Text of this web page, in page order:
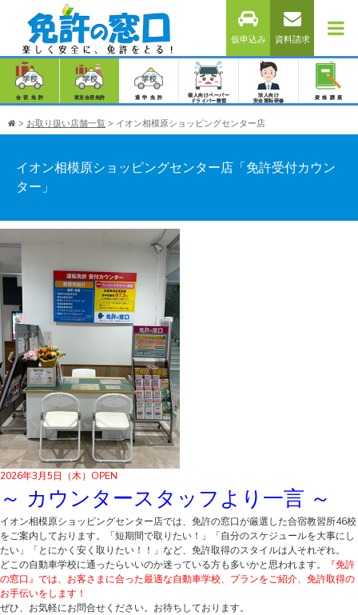
仮申込み 資料請求
合宿免許 東京合宿免許 通学免許
個人向けペーパー
ドライバー教習
法人向け
安全運転研修
資格講座
> お取り扱い店舗一覧 > イオン相模原ショッピングセンター店
イオン相模原ショッピングセンター店「免許受付カウン
ター」
2026年3月5日（木）OPEN
～ カウンタースタッフより一言 ～
イオン相模原ショッピングセンター店では、免許の窓口が厳選した合宿教習所46校
をご案内しております。「短期間で取りたい！」「自分のスケジュールを大事にし
たい」「とにかく安く取りたい！！」など、免許取得のスタイルは人それぞれ。
どこの自動車学校に通ったらいいのか迷っている方も多いかと思われます。
『免許
の窓口』では、お客さまに合った最適な自動車学校、プランをご紹介、免許取得の
お手伝いをします！
ぜひ、お気軽にお問合せください。お待ちしております。